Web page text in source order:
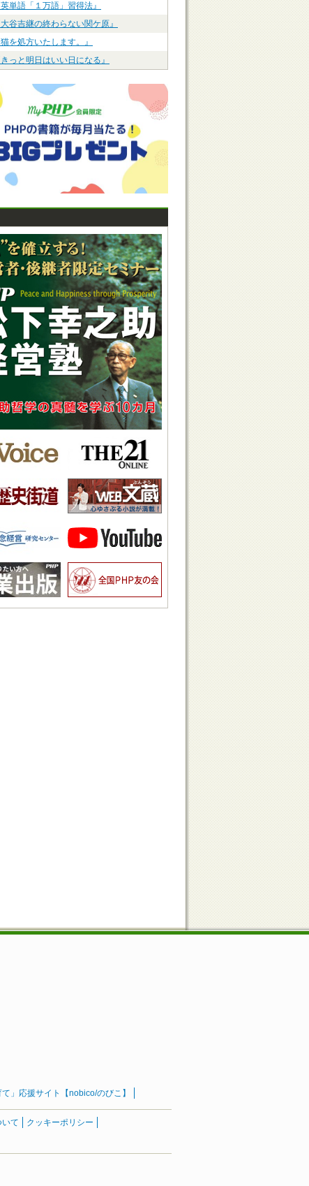
英単語「１万語」習得法』
大谷吉継の終わらない関ケ原』
猫を処方いたします。』
きっと明日はいい日になる』
」応援サイト【nobico/のびこ】
て
クッキーポリシー